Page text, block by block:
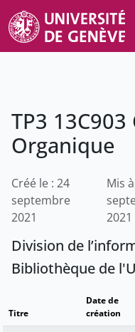
TP3 13C903
Organique
Créé le : 24
septembre
2021
Mis
2021
Division de
Bibliothèque de
Titre
Date de
création